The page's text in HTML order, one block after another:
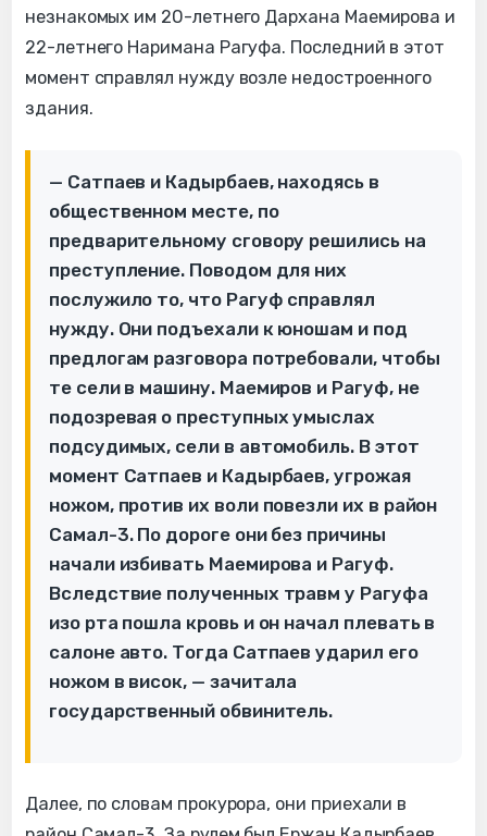
незнакомых им 20-летнего Дархана Маемирова и
22-летнего Наримана Рагуфа. Последний в этот
момент справлял нужду возле недостроенного
здания.
— Сатпаев и Кадырбаев, находясь в
общественном месте, по
предварительному сговору решились на
преступление. Поводом для них
послужило то, что Рагуф справлял
нужду. Они подъехали к юношам и под
предлогам разговора потребовали, чтобы
те сели в машину. Маемиров и Рагуф, не
подозревая о преступных умыслах
подсудимых, сели в автомобиль. В этот
момент Сатпаев и Кадырбаев, угрожая
ножом, против их воли повезли их в район
Самал-3. По дороге они без причины
начали избивать Маемирова и Рагуф.
Вследствие полученных травм у Рагуфа
изо рта пошла кровь и он начал плевать в
салоне авто. Тогда Сатпаев ударил его
ножом в висок, — зачитала
государственный обвинитель.
Далее, по словам прокурора, они приехали в